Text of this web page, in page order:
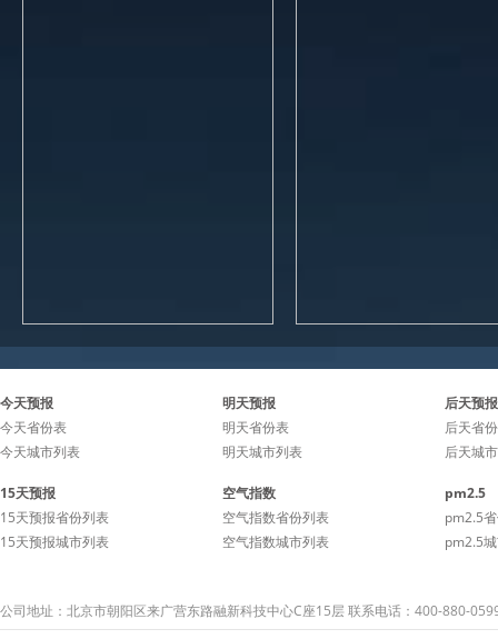
今天预报
今天省份表
今天城市列表
明天预报
明天省份表
明天城市列表
后天预报
后天省
后天城
15天预报
15天预报省份列表
15天预报城市列表
空气指数
空气指数省份列表
空气指数城市列表
pm2.5
pm2.5
pm2.5
公司地址：北京市朝阳区来广营东路融新科技中心C座15层 联系电话：400-880-